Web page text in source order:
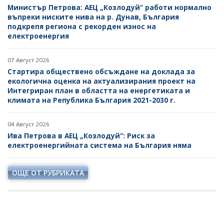
Министър Петрова: АЕЦ „Козлодуй“ работи нормално
въпреки ниските нива на р. Дунав, България
подкрепя региона с рекорден износ на
електроенергия
07 Август 2026
Стартира обществено обсъждане на доклада за
екологична оценка на актуализирания проект на
Интегриран план в областта на енергетиката и
климата на Република България 2021-2030 г.
04 Август 2026
Ива Петрова в АЕЦ „Козлодуй“: Риск за
електроенергийната система на България няма
ОЩЕ ОТ РУБРИКАТА